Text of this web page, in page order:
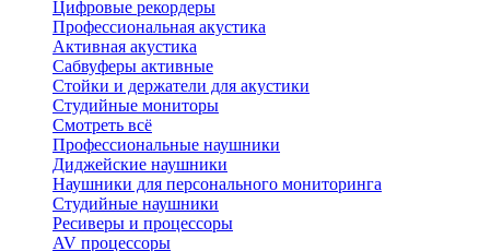
Цифровые рекордеры
Профессиональная акустика
Активная акустика
Сабвуферы активные
Стойки и держатели для акустики
Студийные мониторы
Смотреть всё
Профессиональные наушники
Диджейские наушники
Наушники для персонального мониторинга
Студийные наушники
Ресиверы и процессоры
AV процессоры